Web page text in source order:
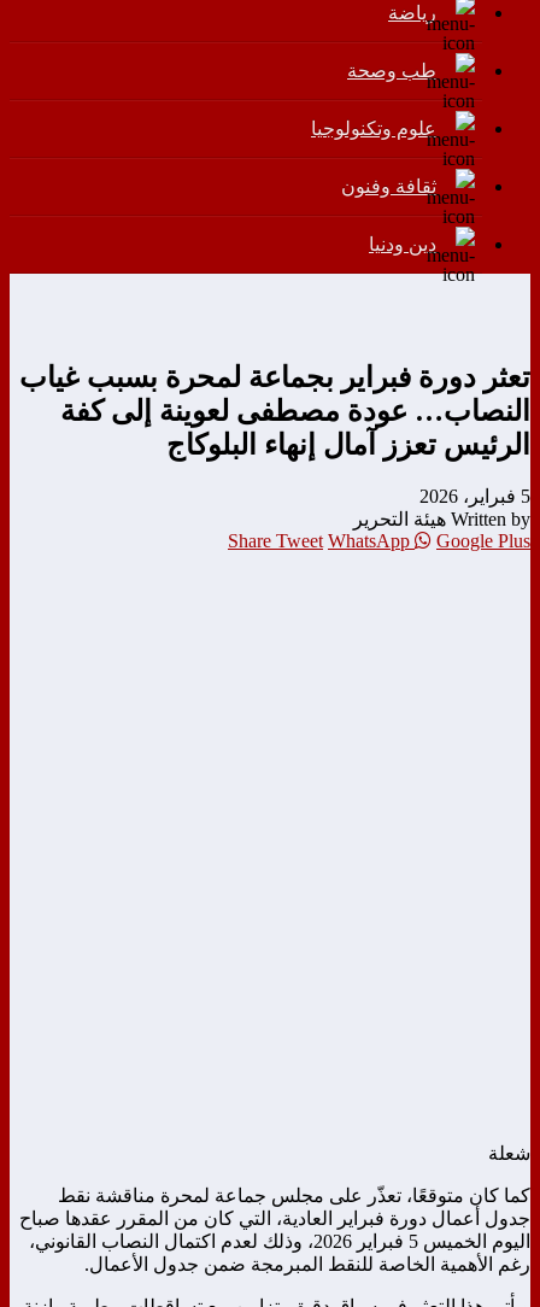
رياضة
طب وصحة
علوم وتكنولوجيا
ثقافة وفنون
دين ودنيا
تعثر دورة فبراير بجماعة لمحرة بسبب غياب
النصاب… عودة مصطفى لعوينة إلى كفة
الرئيس تعزز آمال إنهاء البلوكاج
5 فبراير، 2026
Written by هيئة التحرير
Share Tweet WhatsApp Google Plus
شعلة
كما كان متوقعًا، تعذّر على مجلس جماعة لمحرة مناقشة نقط
جدول أعمال دورة فبراير العادية، التي كان من المقرر عقدها صباح
اليوم الخميس 5 فبراير 2026، وذلك لعدم اكتمال النصاب القانوني،
رغم الأهمية الخاصة للنقط المبرمجة ضمن جدول الأعمال.